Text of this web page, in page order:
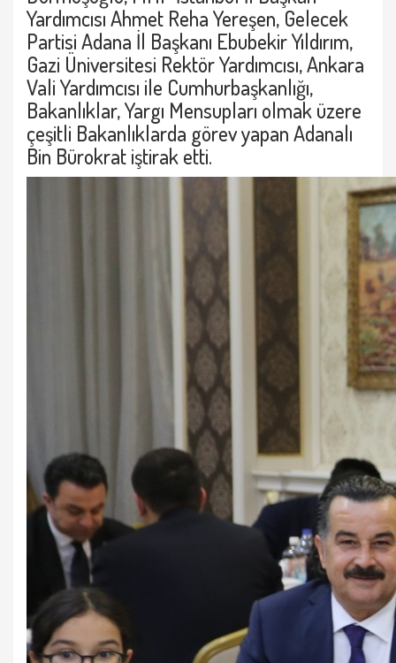
Yardımcısı Ahmet Reha Yereşen, Gelecek
Partisi Adana İl Başkanı Ebubekir Yıldırım,
Gazi Üniversitesi Rektör Yardımcısı, Ankara
Vali Yardımcısı ile Cumhurbaşkanlığı,
Bakanlıklar, Yargı Mensupları olmak üzere
çeşitli Bakanlıklarda görev yapan Adanalı
Bin Bürokrat iştirak etti.